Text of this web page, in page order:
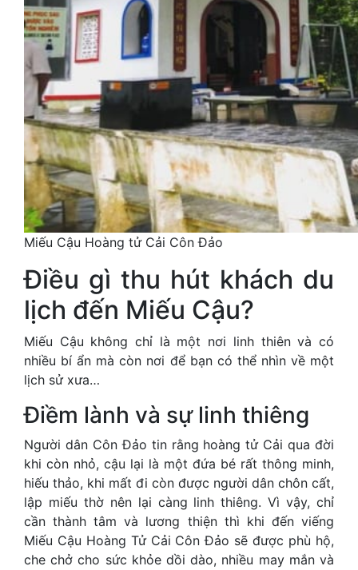
Miếu Cậu Hoàng tử Cải Côn Đảo
Điều gì thu hút khách du
lịch đến Miếu Cậu?
Miếu Cậu không chỉ là một nơi linh thiên và có
nhiều bí ẩn mà còn nơi để bạn có thể nhìn về một
lịch sử xưa…
Điềm lành và sự linh thiêng
Người dân Côn Đảo tin rằng hoàng tử Cải qua đời
khi còn nhỏ, cậu lại là một đứa bé rất thông minh,
hiếu thảo, khi mất đi còn được người dân chôn cất,
lập miếu thờ nên lại càng linh thiêng. Vì vậy, chỉ
cần thành tâm và lương thiện thì khi đến viếng
Miếu Cậu Hoàng Tử Cải Côn Đảo sẽ được phù hộ,
che chở cho sức khỏe dồi dào, nhiều may mắn và